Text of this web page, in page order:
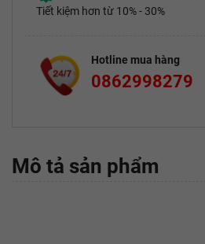
Tiết kiệm hơn từ 10% - 30%
Hotline mua hàng
0862998279
Mô tả sản phẩm